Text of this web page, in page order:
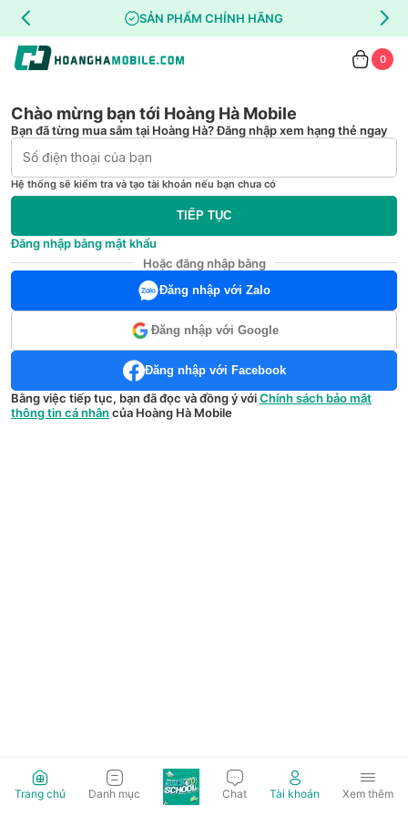
SẢN PHẨM CHÍNH HÃNG
0
Chào mừng bạn tới Hoàng Hà Mobile
Bạn đã từng mua sắm tại Hoàng Hà? Đăng nhập xem hạng thẻ ngay
Hệ thống sẽ kiểm tra và tạo tài khoản nếu bạn chưa có
TIẾP TỤC
Đăng nhập bằng mật khẩu
Hoặc đăng nhập bằng
Đăng nhập với Zalo
Đăng nhập với Google
Đăng nhập với Facebook
Bằng việc tiếp tục, bạn đã đọc và đồng ý vớiChính sách bảo mật
thông tin cá nhân của Hoàng Hà Mobile
Trang chủ Danh mục Chat Tài khoản Xem thêm